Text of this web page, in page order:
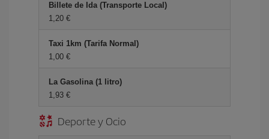
Billete de Ida (Transporte Local)
1,20 €
Taxi 1km (Tarifa Normal)
1,00 €
La Gasolina (1 litro)
1,93 €
Deporte y Ocio